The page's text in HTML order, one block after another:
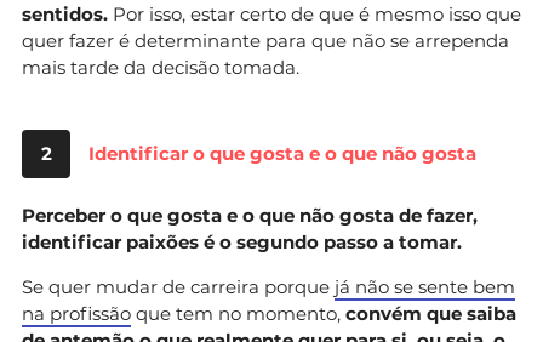
sentidos. Por isso, estar certo de que é mesmo isso que
quer fazer é determinante para que não se arrependa
mais tarde da decisão tomada.
2 Identificar o que gosta e o que não gosta
Perceber o que gosta e o que não gosta de fazer,
identificar paixões é o segundo passo a tomar.
Se quer mudar de carreira porque já não se sente bem
na profissão que tem no momento, convém que saiba